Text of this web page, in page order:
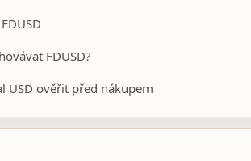
FDUSD?
USD ověřit před nákupem